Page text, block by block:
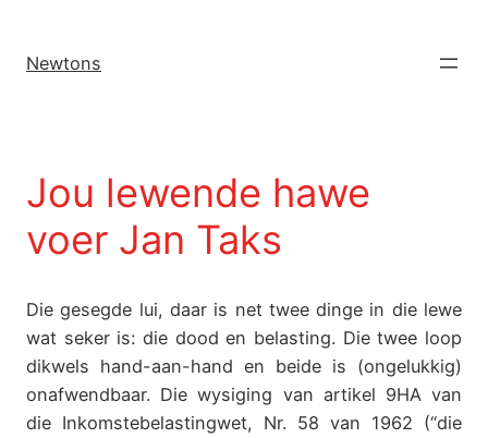
Newtons
Jou lewende hawe
voer Jan Taks
Die gesegde lui, daar is net twee dinge in die lewe
wat seker is: die dood en belasting. Die twee loop
dikwels hand-aan-hand en beide is (ongelukkig)
onafwendbaar. Die wysiging van artikel 9HA van
die Inkomstebelastingwet, Nr. 58 van 1962 (“die